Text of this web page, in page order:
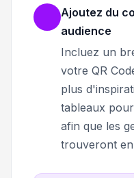
Ajoutez du
audience
Incluez un
votre QR
plus
tableaux
afin que les
trouveront